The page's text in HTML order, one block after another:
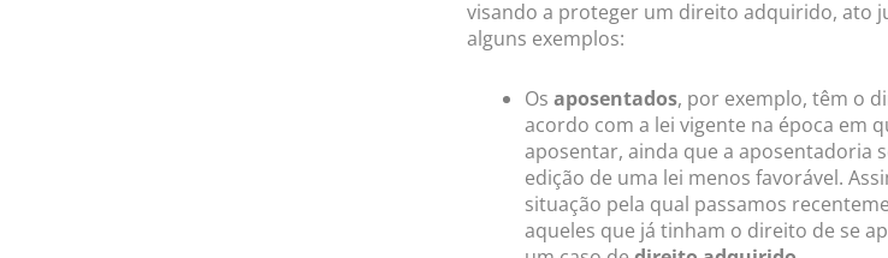
visando a proteger um direito adquirido, ato
alguns exemplos:
Os aposentados, por exemplo, têm o
acordo com a lei vigente na época em
aposentar, ainda que a aposentadoria
edição de uma lei menos favorável.
situação pela qual passamos
aqueles que já tinham o direito de se